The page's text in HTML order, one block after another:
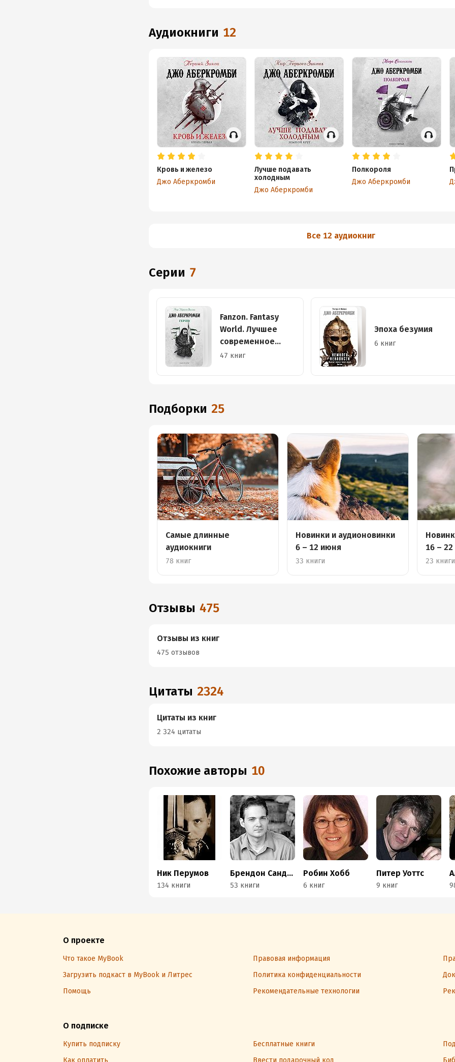
аудиокниги 12
Кровь и железо
Джо Аберкромби
Лучше подавать
холодным
Джо Аберкромби
Полкороля
Джо Аберкромби
Все 12 аудиокниг
Серии 7
Fanzon. Fantasy
World. Лучшее
современное
фэнтези
47 книг
Эпоха безумия
6 книг
Подборки 25
Самые длинные
аудиокниги
78 книг
Новинки и аудионовинки
6 – 12 июня
33 книги
16 –
23 книги
Отзывы 475
Отзывы из книг
475 отзывов
Цитаты 2324
Цитаты из книг
2 324 цитаты
Похожие авторы 10
Ник Перумов
134 книги
Брендон Сандерсон
53 книги
Робин Хобб
6 книг
Питер Уоттс
9 книг
О проекте
Что такое MyBook Правовая информация
Загрузить подкаст в MyBook и Литрес
Политика конфиденциальности
Помощь
Рекомендательные технологии
О подписке
Купить подписку Бесплатные книги
Как оплатить
Ввести подарочный код